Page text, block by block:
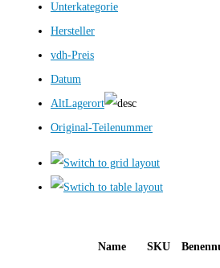
Unterkategorie
Hersteller
vdh-Preis
Datum
AltLagerort
Original-Teilenummer
Name SKU